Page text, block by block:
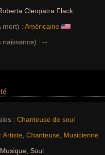
Cleopatra Flack
mort) : Américaine
naissance) : --
: Chanteuse de soul
Artiste Chanteuse
Musicienne
Soul